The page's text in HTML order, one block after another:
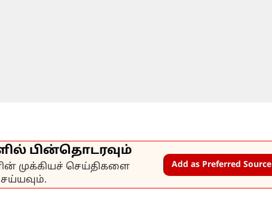
பின்தொடரவும்
முக்கியச் செய்திகளை
Add as Preferred Source